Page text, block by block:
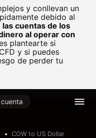
y conllevan un
debido al
las cuentas de los
al operar con
plantearte si
y si puedes
de perder tu
COW to US Dollar